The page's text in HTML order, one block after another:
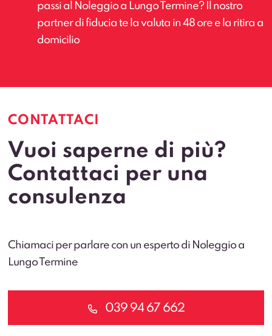
passi al Noleggio a Lungo Termine? Il nostro
partner di fiducia te la valuta in 48 ore e la ritira a
domicilio
CONTATTACI
Vuoi saperne di più?
Contattaci per una
consulenza
Chiamaci per parlare con un esperto di Noleggio a
Lungo Termine
039 94 67 662